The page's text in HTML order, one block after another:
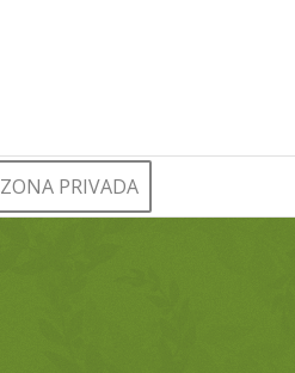
ZONA PRIVADA